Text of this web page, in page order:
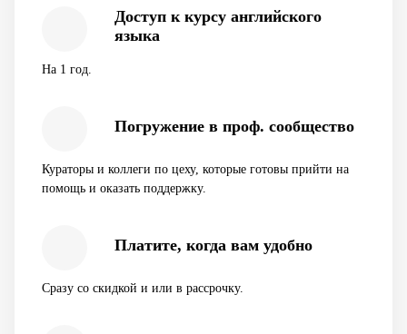
Доступ к курсу английского
языка
На 1 год.
Погружение в проф. сообщество
Кураторы и коллеги по цеху, которые готовы прийти на
помощь и оказать поддержку.
Платите, когда вам удобно
Сразу со скидкой и или в рассрочку.